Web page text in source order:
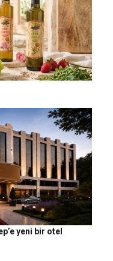
yeni bir otel